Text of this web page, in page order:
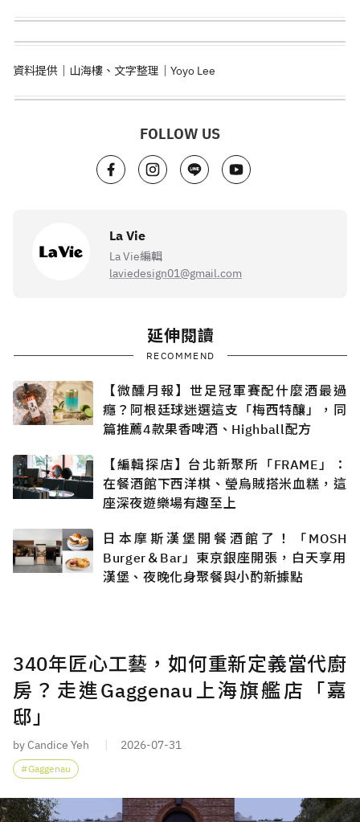
資料提供｜山海樓、文字整理｜Yoyo Lee
FOLLOW US
La Vie
La Vie編輯
laviedesign01@gmail.com
延伸閱讀
RECOMMEND
【微醺月報】世足冠軍賽配什麼酒最過
癮？阿根廷球迷選這支「梅西特釀」，同
篇推薦4款果香啤酒、Highball配方
【編輯探店】台北新聚所「FRAME」：
在餐酒館下西洋棋、瑩烏賊搭米血糕，這
座深夜遊樂場有趣至上
日本摩斯漢堡開餐酒館了！「MOSH
Burger＆Bar」東京銀座開張，白天享用
漢堡、夜晚化身聚餐與小酌新據點
340年匠心工藝，如何重新定義當代廚
房？走進Gaggenau上海旗艦店「嘉
邸」
by Candice Yeh 2026-07-31
Gaggenau